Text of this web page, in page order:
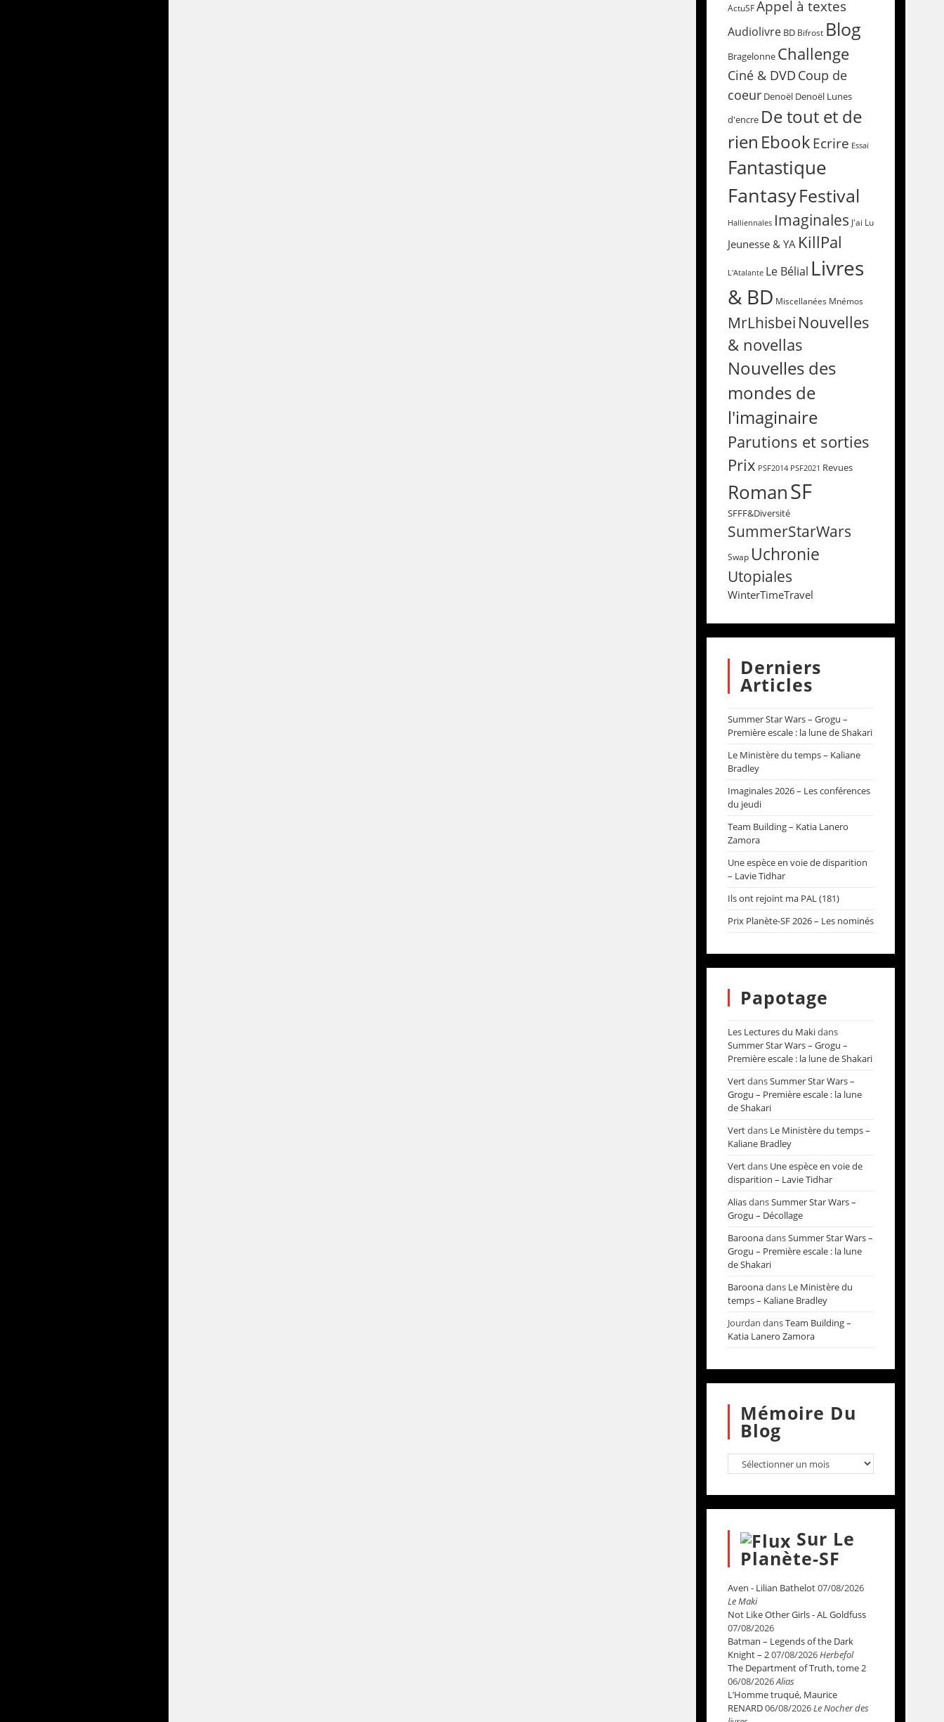
ActuSF Appel à textes
Audiolivre BD Bifrost Blog
Bragelonne Challenge
Ciné & DVD Coup de
coeur Denoël Denoël Lunes
d'encre De tout et de
rien EbookEcrire Essai
Fantastique
FantasyFestival
Halliennales Imaginales J'ai Lu
Jeunesse & YA KillPal
L'Atalante Le Bélial Livres
& BD Miscellanées Mnémos
MrLhisbei Nouvelles
& novellas
Nouvelles des
mondes de
l'imaginaire
Parutions et sorties
Prix PSF2014 PSF2021 Revues
RomanSF
SFFF&Diversité
SummerStarWars
Swap Uchronie
Utopiales
WinterTimeTravel
Derniers
Articles
Summer Star Wars – Grogu –
Première escale : la lune de Shakari
Le Ministère du temps – Kaliane
Bradley
Imaginales 2026 – Les conférences
du jeudi
Team Building – Katia Lanero
Zamora
Une espèce en voie de disparition
– Lavie Tidhar
Ils ont rejoint ma PAL (181)
Prix Planète-SF 2026 – Les nominés
Papotage
Les Lectures du Makidans
Summer Star Wars – Grogu –
Première escale : la lune de Shakari
VertdansSummer Star Wars –
Grogu – Première escale : la lune
de Shakari
Vertdans Le Ministère du temps –
Kaliane Bradley
Vertdans Une espèce en voie de
disparition – Lavie Tidhar
AliasdansSummer Star Wars –
Grogu – Décollage
BaroonadansSummer Star Wars –
Grogu – Première escale : la lune
de Shakari
Baroonadans Le Ministère du
temps – Kaliane Bradley
Jourdan dansTeam Building –
Katia Lanero Zamora
Mémoire Du
Blog
Sur Le
Planète-SF
Aven - Lilian Bathelot07/08/2026
Le Maki
Not Like Other Girls - AL Goldfuss
07/08/2026
Batman – Legends of the Dark
Knight – 207/08/2026Herbefol
The Department of Truth, tome 2
06/08/2026Alias
L’Homme truqué, Maurice
RENARD06/08/2026Le Nocher des